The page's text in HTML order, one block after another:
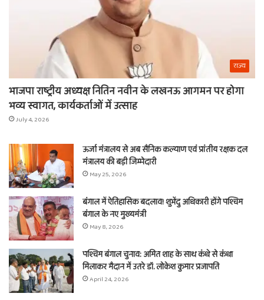
राज्य
भाजपा राष्ट्रीय अध्यक्ष नितिन नवीन के लखनऊ आगमन पर होगा
भव्य स्वागत, कार्यकर्ताओं में उत्साह
July 4, 2026
ऊर्जा मंत्रालय से अब सैनिक कल्याण एवं प्रांतीय रक्षक दल
मंत्रालय की बड़ी जिम्मेदारी
May 25, 2026
बंगाल में ऐतिहासिक बदलाव! शुभेंदु अधिकारी होंगे पश्चिम
बंगाल के नए मुख्यमंत्री
May 8, 2026
पश्चिम बंगाल चुनाव: अमित शाह के साथ कंधे से कंधा
मिलाकर मैदान में उतरे डॉ. लोकेश कुमार प्रजापति
April 24, 2026